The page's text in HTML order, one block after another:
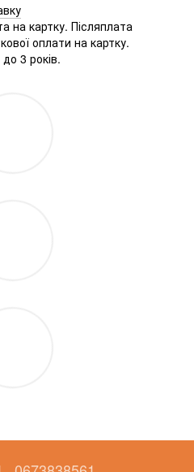
на картку. Післяплата
оплати на картку.
3 років.